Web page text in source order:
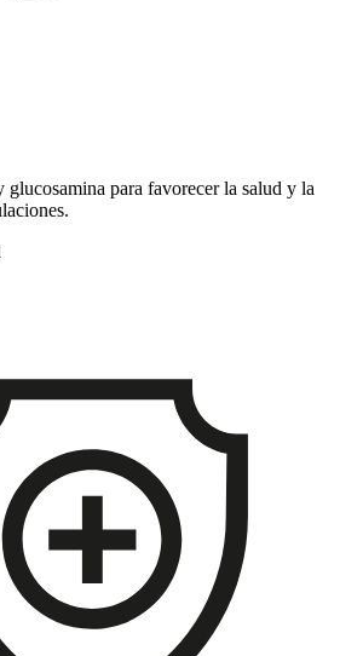
para favorecer la salud y la